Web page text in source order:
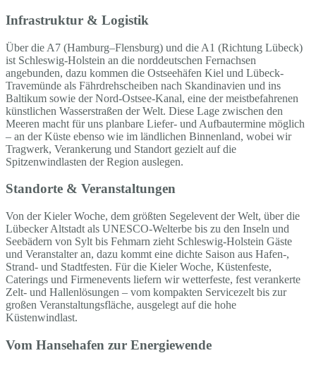
Infrastruktur & Logistik
Über die A7 (Hamburg–Flensburg) und die A1 (Richtung Lübeck)
ist Schleswig-Holstein an die norddeutschen Fernachsen
angebunden, dazu kommen die Ostseehäfen Kiel und Lübeck-
Travemünde als Fährdrehscheiben nach Skandinavien und ins
Baltikum sowie der Nord-Ostsee-Kanal, eine der meistbefahrenen
künstlichen Wasserstraßen der Welt. Diese Lage zwischen den
Meeren macht für uns planbare Liefer- und Aufbautermine möglich
– an der Küste ebenso wie im ländlichen Binnenland, wobei wir
Tragwerk, Verankerung und Standort gezielt auf die
Spitzenwindlasten der Region auslegen.
Standorte & Veranstaltungen
Von der Kieler Woche, dem größten Segelevent der Welt, über die
Lübecker Altstadt als UNESCO-Welterbe bis zu den Inseln und
Seebädern von Sylt bis Fehmarn zieht Schleswig-Holstein Gäste
und Veranstalter an, dazu kommt eine dichte Saison aus Hafen-,
Strand- und Stadtfesten. Für die Kieler Woche, Küstenfeste,
Caterings und Firmenevents liefern wir wetterfeste, fest verankerte
Zelt- und Hallenlösungen – vom kompakten Servicezelt bis zur
großen Veranstaltungsfläche, ausgelegt auf die hohe
Küstenwindlast.
Vom Hansehafen zur Energiewende